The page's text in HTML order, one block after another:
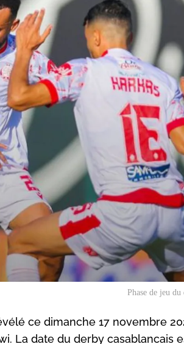
Phase de jeu
ce dimanche 17 novembre
La date du derby casablancais